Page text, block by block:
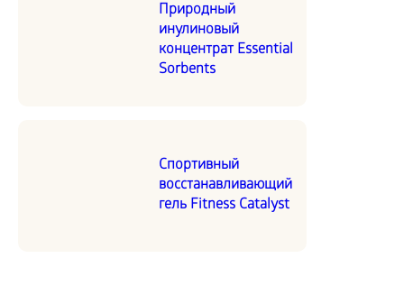
Природный
инулиновый
концентрат Essential
Sorbents
Спортивный
восстанавливающий
гель Fitness Catalyst